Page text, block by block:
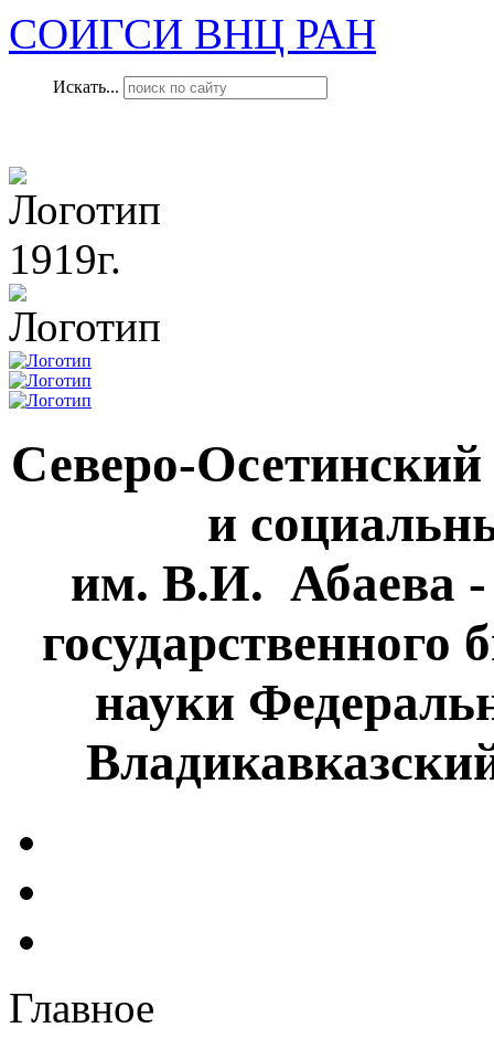
СОИГСИ ВНЦ РАН
Искать...
1919г.
Северо-
и
им. В.И. Абаева -
науки
Главное